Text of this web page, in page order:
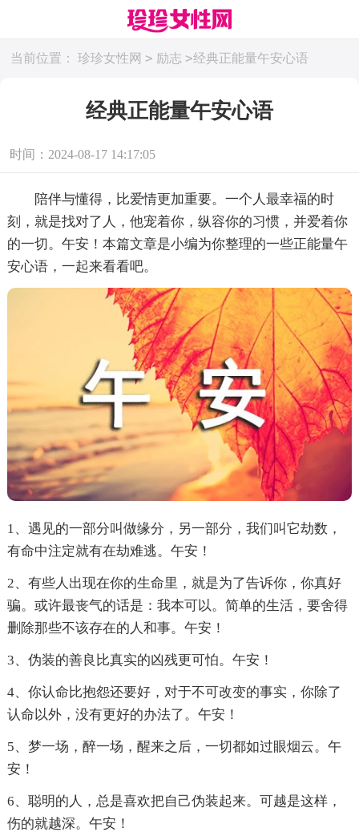
当前位置： 珍珍女性网 > 励志 >经典正能量午安心语
经典正能量午安心语
时间：2024-08-17 14:17:05
陪伴与懂得，比爱情更加重要。一个人最幸福的时
刻，就是找对了人，他宠着你，纵容你的习惯，并爱着你
的一切。午安！本篇文章是小编为你整理的一些正能量午
安心语，一起来看看吧。
1、遇见的一部分叫做缘分，另一部分，我们叫它劫数，
有命中注定就有在劫难逃。午安！
2、有些人出现在你的生命里，就是为了告诉你，你真好
骗。或许最丧气的话是：我本可以。简单的生活，要舍得
删除那些不该存在的人和事。午安！
3、伪装的善良比真实的凶残更可怕。午安！
4、你认命比抱怨还要好，对于不可改变的事实，你除了
认命以外，没有更好的办法了。午安！
5、梦一场，醉一场，醒来之后，一切都如过眼烟云。午
安！
6、聪明的人，总是喜欢把自己伪装起来。可越是这样，
伤的就越深。午安！